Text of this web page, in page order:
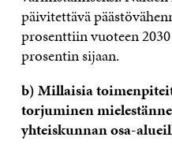
päivitettävä
prosenttiin vuoteen
prosentin sijaan.
b) Millaisia
torjuminen
yhteiskunnan osa-